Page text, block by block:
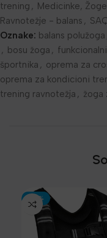
trening , Medicinke,
Ravnotežje - balans ,
Oznake: balans polužoga
, bosu žoga ,
športnika , oprema za
oprema za kondicioni
trening ravnotežja , žoga
-30%